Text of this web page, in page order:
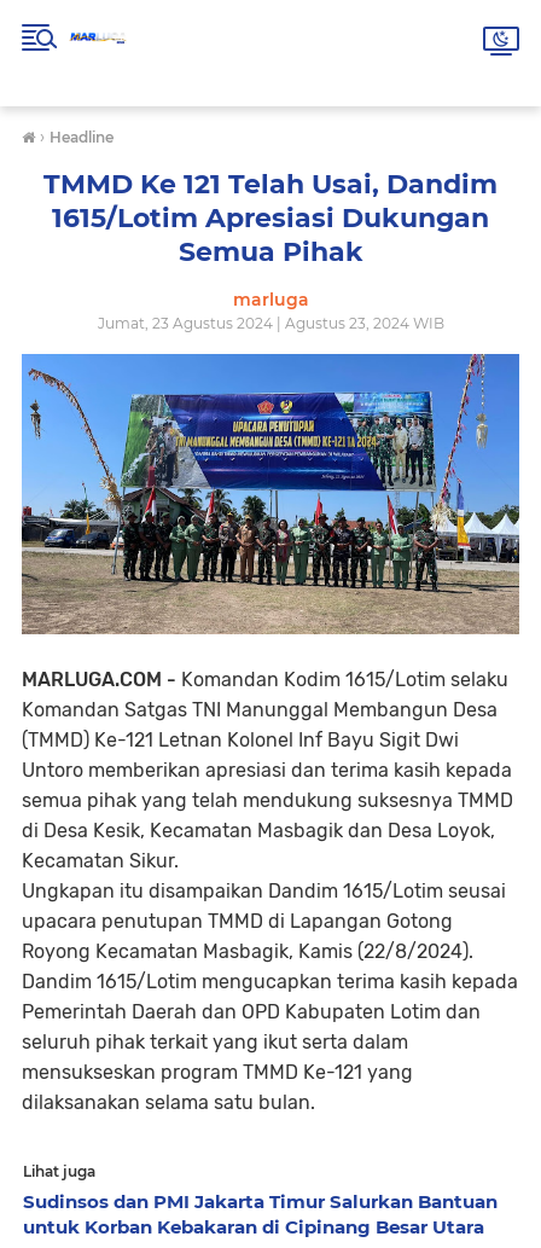
› Headline
TMMD Ke 121 Telah Usai, Dandim
1615/Lotim Apresiasi Dukungan
Semua Pihak
marluga
Jumat, 23 Agustus 2024 | Agustus 23, 2024 WIB
MARLUGA.COM - Komandan Kodim 1615/Lotim selaku
Komandan Satgas TNI Manunggal Membangun Desa
(TMMD) Ke-121 Letnan Kolonel Inf Bayu Sigit Dwi
Untoro memberikan apresiasi dan terima kasih kepada
semua pihak yang telah mendukung suksesnya TMMD
di Desa Kesik, Kecamatan Masbagik dan Desa Loyok,
Kecamatan Sikur.
Ungkapan itu disampaikan Dandim 1615/Lotim seusai
upacara penutupan TMMD di Lapangan Gotong
Royong Kecamatan Masbagik, Kamis (22/8/2024).
Dandim 1615/Lotim mengucapkan terima kasih kepada
Pemerintah Daerah dan OPD Kabupaten Lotim dan
seluruh pihak terkait yang ikut serta dalam
mensukseskan program TMMD Ke-121 yang
dilaksanakan selama satu bulan.
Lihat juga
Sudinsos dan PMI Jakarta Timur Salurkan Bantuan
untuk Korban Kebakaran di Cipinang Besar Utara